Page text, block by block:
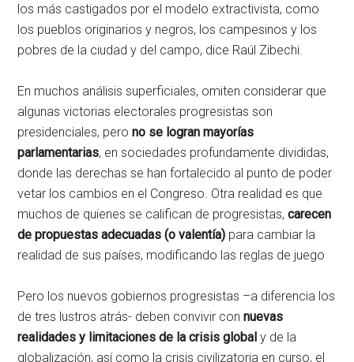
los más castigados por el modelo extractivista, como
los pueblos originarios y negros, los campesinos y los
pobres de la ciudad y del campo, dice Raúl Zibechi.
En muchos análisis superficiales, omiten considerar que
algunas victorias electorales progresistas son
presidenciales, perono se logran mayorías
parlamentarias, en sociedades profundamente divididas,
donde las derechas se han fortalecido al punto de poder
vetar los cambios en el Congreso. Otra realidad es que
muchos de quienes se califican de progresistas,carecen
de propuestas adecuadas (o valentía) para cambiar la
realidad de sus países, modificando las reglas de juego
Pero los nuevos gobiernos progresistas –a diferencia los
de tres lustros atrás- deben convivir connuevas
realidades y limitaciones de la crisis global y de la
globalización, así como la crisis civilizatoria en curso, el